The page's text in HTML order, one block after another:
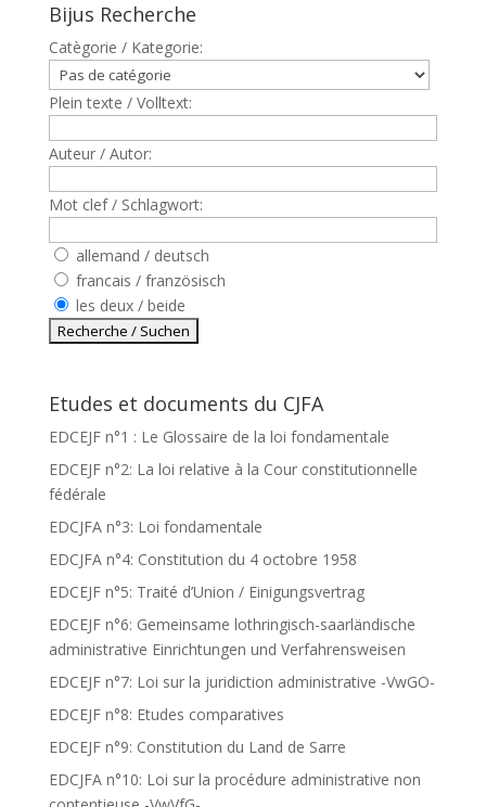
Bijus Recherche
Catègorie / Kategorie:
Plein texte / Volltext:
Auteur / Autor:
Mot clef / Schlagwort:
allemand / deutsch
francais / französisch
les deux / beide
Etudes et documents du CJFA
EDCEJF n°1 : Le Glossaire de la loi fondamentale
EDCEJF n°2: La loi relative à la Cour constitutionnelle
fédérale
EDCJFA n°3: Loi fondamentale
EDCJFA n°4: Constitution du 4 octobre 1958
EDCEJF n°5: Traité d’Union / Einigungsvertrag
EDCEJF n°6: Gemeinsame lothringisch-saarländische
administrative Einrichtungen und Verfahrensweisen
EDCEJF n°7: Loi sur la juridiction administrative -VwGO-
EDCEJF n°8: Etudes comparatives
EDCEJF n°9: Constitution du Land de Sarre
EDCJFA n°10: Loi sur la procédure administrative non